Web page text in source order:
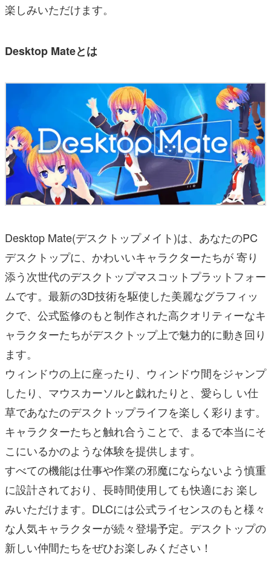
楽しみいただけます。
Desktop Mateとは
Desktop Mate(デスクトップメイト)は、あなたのPC
デスクトップに、かわいいキャラクターたちが 寄り
添う次世代のデスクトップマスコットプラットフォー
ムです。最新の3D技術を駆使した美麗なグラフィッ
クで、公式監修のもと制作された高クオリティーなキ
ャラクターたちがデスクトップ上で魅力的に動き回り
ます。
ウィンドウの上に座ったり、ウィンドウ間をジャンプ
したり、マウスカーソルと戯れたりと、愛らし い仕
草であなたのデスクトップライフを楽しく彩ります。
キャラクターたちと触れ合うことで、まるで本当にそ
こにいるかのような体験を提供します。
すべての機能は仕事や作業の邪魔にならないよう慎重
に設計されており、長時間使用しても快適にお 楽し
みいただけます。DLCには公式ライセンスのもと様々
な人気キャラクターが続々登場予定。デスクトップの
新しい仲間たちをぜひお楽しみください！